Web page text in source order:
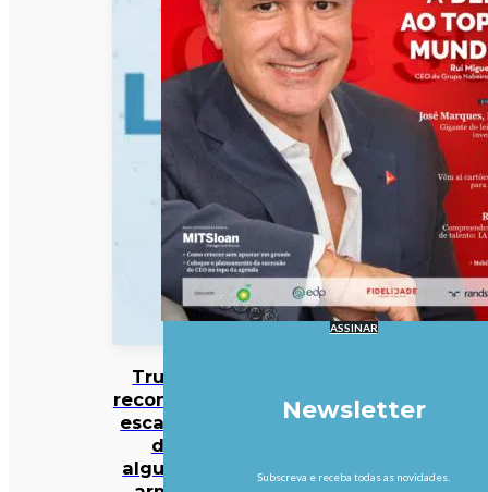
Trump
reconhece
escassez
de
algumas
ASSINAR
Newsletter
Subscreva e receba todas as novidades.